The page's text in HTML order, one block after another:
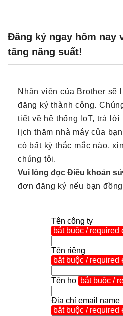
Đăng ký ngay hôm nay
tăng năng suất!
Nhân viên của Brother sẽ
đăng ký thành công.
tiết về hệ thống IoT, trả
lịch thăm nhà máy của
có bất kỳ thắc mắc nào,
chúng tôi.
Vui lòng đọc Điều khoản
đơn đăng ký nếu bạn